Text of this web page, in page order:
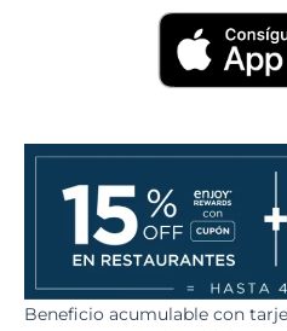
Beneficio acumulable con